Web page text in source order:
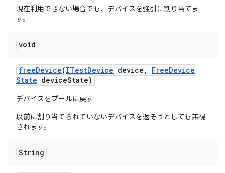
現在利用できない場合でも、デバイスを強引に割り当てま
す。
void
freeDevice(ITestDevice device , FreeDevice
State deviceState)
デバイスをプールに戻す
以前に割り当てられていないデバイスを返そうとしても無視
されます。
String